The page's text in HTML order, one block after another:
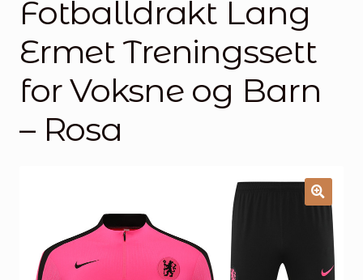
Handlekurv
Kontakt oss
Fotballdrakt Lang
Ermet Treningssett
for Voksne og Barn
– Rosa